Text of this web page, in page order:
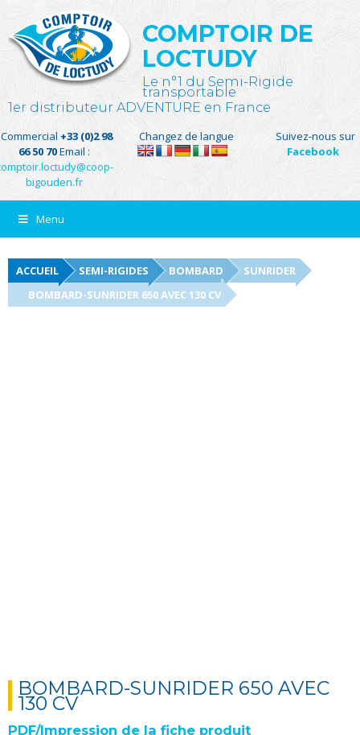
COMPTOIR DE
LOCTUDY
Le n°1 du Semi-Rigide
transportable
1er distributeur ADVENTURE en France
+33 (0)2 98
66 50 70Email :
bigouden.fr
Changez de langue
Suivez-nous sur
Facebook
Menu
ACCUEIL SEMI-RIGIDES BOMBARD
SUNRIDER
BOMBARD-SUNRIDER 650 AVEC 130 CV
BOMBARD-SUNRIDER 650 AVEC
130 CV
PDF/Impression de la fiche produit